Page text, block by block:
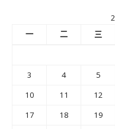
一
二 三
3
4 5
10
11 12
17
18 19